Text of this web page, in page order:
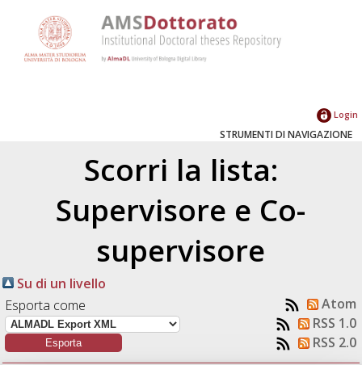
Login
STRUMENTI DI NAVIGAZIONE
Scorri la lista:
Supervisore e Co-
supervisore
Su di un livello
Esporta come
Atom
RSS 1.0
RSS 2.0